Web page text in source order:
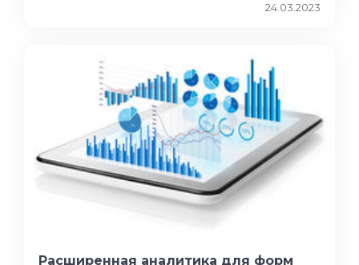
24.03.2023
Расширенная аналитика для форм